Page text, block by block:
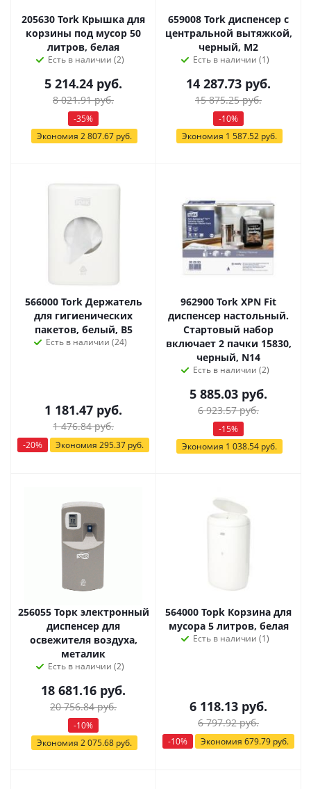
205630 Tork Крышка для
корзины под мусор 50
литров, белая
Есть в наличии (2)
5 214.24 руб.
8 021.91руб.
-35%
Экономия 2 807.67 руб.
659008 Tork диспенсер c
центральной вытяжкой,
черный, М2
Есть в наличии (1)
14 287.73 руб.
15 875.25руб.
-10%
Экономия 1 587.52 руб.
566000 Tork Держатель
для гигиенических
пакетов, белый, B5
Есть в наличии (24)
1 181.47 руб.
1 476.84руб.
-20% Экономия 295.37 руб.
962900 Tork XPN Fit
диспенсер настольный.
Стартовый набор
включает 2 пачки 15830,
черный, N14
Есть в наличии (2)
5 885.03 руб.
6 923.57руб.
-15%
Экономия 1 038.54 руб.
256055 Торк электронный
диспенсер для
освежителя воздуха,
металик
Есть в наличии (2)
18 681.16 руб.
20 756.84руб.
-10%
Экономия 2 075.68 руб.
564000 Toрk Корзина для
мусора 5 литров, белая
Есть в наличии (1)
6 118.13 руб.
6 797.92руб.
-10% Экономия 679.79 руб.